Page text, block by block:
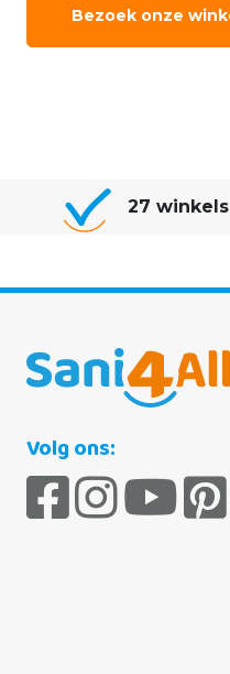
Bezoek onze
27 winkels
Volg ons: